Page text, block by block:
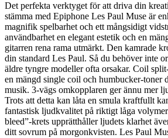
Det perfekta verktyget för att driva din
stämma med Epiphone Les Paul Muse är
magnifik spelbarhet och ett mångsidigt
användbarhet en elegant estetik och en
gitarren rena rama utmärkt. Den kamrade
din standard Les Paul. Så du behöver inte
äldre tyngre modeller ofta orsakar. Coil
en mängd single coil och humbucker-toner
musik. 3-vägs omkopplaren ger ännu mer
Trots att detta kan låta en smula kraftfullt
fantastisk ljudkvalitet på riktigt låga
bleed”-krets upprätthåller ljudets klarhet
ditt sovrum på morgonkvisten. Les Paul